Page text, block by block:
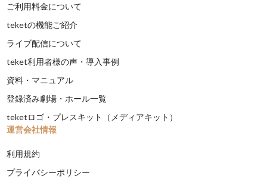
ご利用料金について
teketの機能ご紹介
ライブ配信について
teket利用者様の声・導入事例
資料・マニュアル
登録済み劇場・ホール一覧
teketロゴ・プレスキット（メディアキット）
運営会社情報
利用規約
プライバシーポリシー